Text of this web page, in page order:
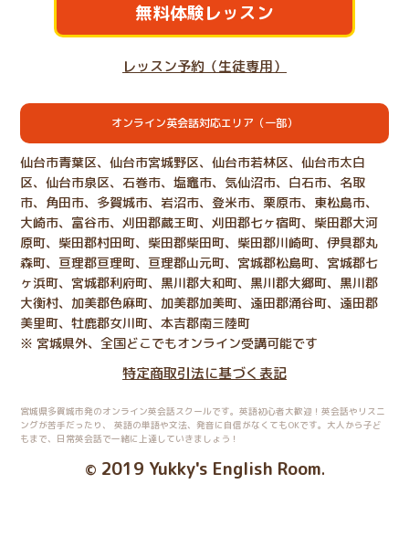
無料体験レッスン
レッスン予約（生徒専用）
オンライン英会話対応エリア（一部）
仙台市青葉区、仙台市宮城野区、仙台市若林区、仙台市太白
区、仙台市泉区、石巻市、塩竈市、気仙沼市、白石市、名取
市、角田市、多賀城市、岩沼市、登米市、栗原市、東松島市、
大崎市、富谷市、刈田郡蔵王町、刈田郡七ヶ宿町、柴田郡大河
原町、柴田郡村田町、柴田郡柴田町、柴田郡川崎町、伊具郡丸
森町、亘理郡亘理町、亘理郡山元町、宮城郡松島町、宮城郡七
ヶ浜町、宮城郡利府町、黒川郡大和町、黒川郡大郷町、黒川郡
大衡村、加美郡色麻町、加美郡加美町、遠田郡涌谷町、遠田郡
美里町、牡鹿郡女川町、本吉郡南三陸町
※ 宮城県外、全国どこでもオンライン受講可能です
特定商取引法に基づく表記
宮城県多賀城市発のオンライン英会話スクールです。英語初心者大歓迎！英会話やリスニ
ングが苦手だったり、
英語の単語や文法、発音に自信がなくてもOKです。大人から子ど
もまで、日常英会話で一緒に上達していきましょう！
© 2019 Yukky's English Room.